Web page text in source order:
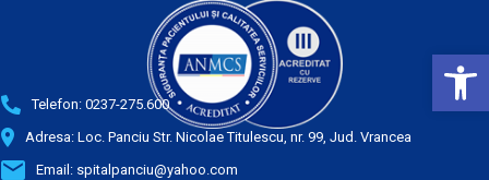
Deschide bara de unelte
Telefon: 0237-275.600
Adresa: Loc. Panciu Str. Nicolae Titulescu, nr. 99, Jud. Vrancea
Email: spitalpanciu@yahoo.com